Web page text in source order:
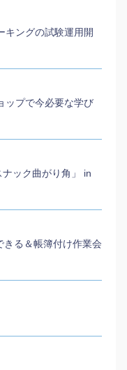
キングの試験運用開
ップで今必要な学び
ナック曲がり角」 in
る＆帳簿付け作業会